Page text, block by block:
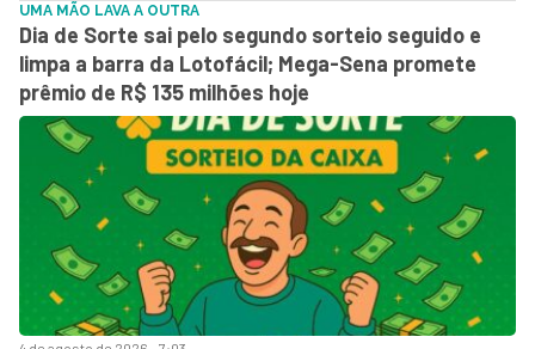
UMA MÃO LAVA A OUTRA
Dia de Sorte sai pelo segundo sorteio seguido e
limpa a barra da Lotofácil; Mega-Sena promete
prêmio de R$ 135 milhões hoje